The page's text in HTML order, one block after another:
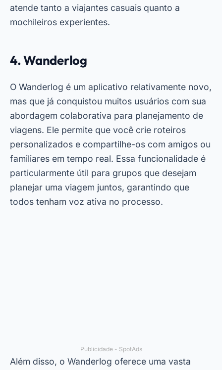
atende tanto a viajantes casuais quanto a
mochileiros experientes.
4. Wanderlog
O Wanderlog é um aplicativo relativamente novo,
mas que já conquistou muitos usuários com sua
abordagem colaborativa para planejamento de
viagens. Ele permite que você crie roteiros
personalizados e compartilhe-os com amigos ou
familiares em tempo real. Essa funcionalidade é
particularmente útil para grupos que desejam
planejar uma viagem juntos, garantindo que
todos tenham voz ativa no processo.
Publicidade - SpotAds
Além disso, o Wanderlog oferece uma vasta